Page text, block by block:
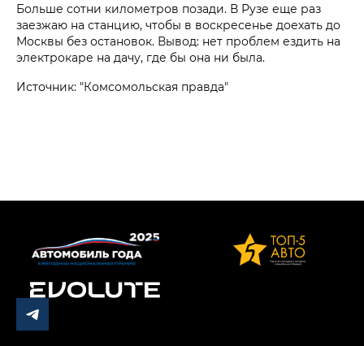
Больше сотни километров позади. В Рузе еще раз
заезжаю на станцию, чтобы в воскресенье доехать до
Москвы без остановок. Вывод: нет проблем ездить на
электрокаре на дачу, где бы она ни была.
Источник: "Комсомольская правда"